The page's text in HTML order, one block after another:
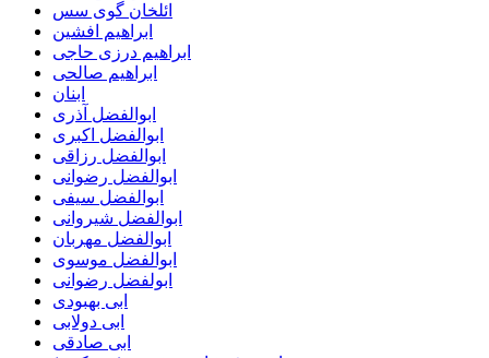
ائلخان گوی سس
ابراهیم افشین
ابراهیم درزی حاجی
ابراهیم صالحی
ابنان
ابوالفضل آذری
ابوالفضل اکبری
ابوالفضل رزاقی
ابوالفضل رضوانی
ابوالفضل سیفی
ابوالفضل شیروانی
ابوالفضل مهربان
ابوالفضل موسوی
ابولفضل رضوانی
ابی بهبودی
ابی دولابی
ابی صادقی